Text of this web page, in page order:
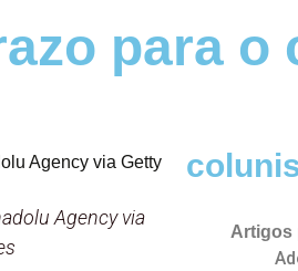
para o
Agency via
Artigos